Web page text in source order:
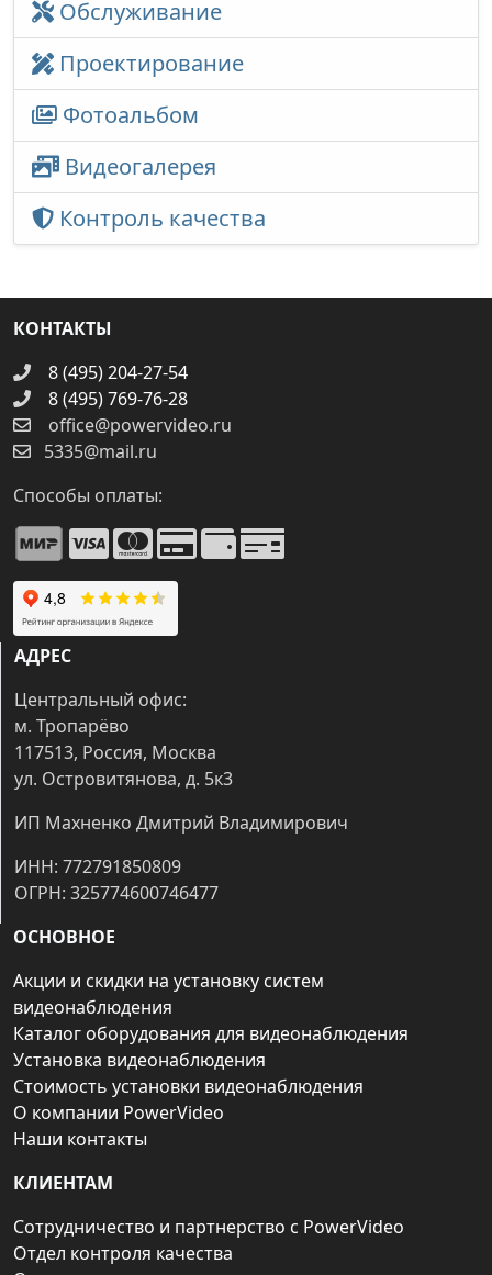
Обслуживание
Проектирование
Фотоальбом
Видеогалерея
Контроль качества
КОНТАКТЫ
8 (495) 204-27-54
8 (495) 769-76-28
office@powervideo.ru
5335@mail.ru
Способы оплаты:
АДРЕС
Центральный офис:
м. Тропарёво
117513, Россия, Москва
ул. Островитянова, д. 5к3
ИП Махненко Дмитрий Владимирович
ИНН: 772791850809
ОГРН: 325774600746477
ОСНОВНОЕ
Акции и скидки на установку систем
видеонаблюдения
Каталог оборудования для видеонаблюдения
Установка видеонаблюдения
Стоимость установки видеонаблюдения
О компании PowerVideo
Наши контакты
КЛИЕНТАМ
Сотрудничество и партнерство с PowerVideo
Отдел контроля качества